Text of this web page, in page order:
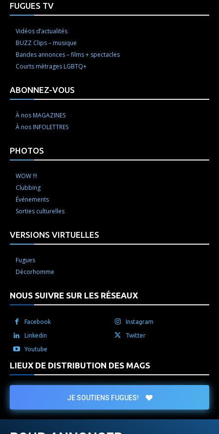
FUGUES TV
Vidéos d’actualités
BUZZ Clips – musique
Bandes annonces – films + spectacles
Courts métrages LGBTQ+
ABONNEZ-VOUS
À nos MAGAZINES
À nos INFOLETTRES
PHOTOS
WOW !!!
Clubbing
Événements
Sorties culturelles
VERSIONS VIRTUELLES
Fugues
Décorhomme
NOUS SUIVRE SUR LES RÉSEAUX
Facebook Instagram
Linkedin Twitter
Youtube
LIEUX DE DISTRIBUTION DES MAGS
JE SOUTIENS FUGUES!